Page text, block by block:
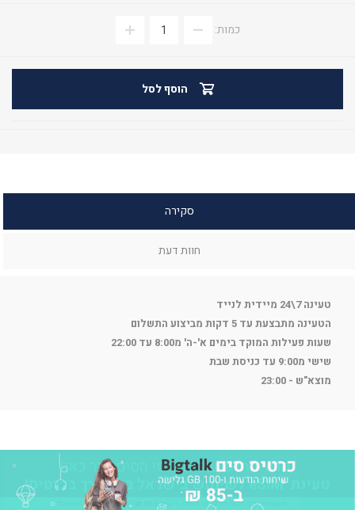
כמות:
הוסף לסל
סקירה
חוות דעת
טעינה 7\24 מיידית לנייד
הטעינה מתבצעת עד 5 דקות מביצוע התשלום
שעות פעילות המוקד בימים א'-ה' מ8:00 עד 22:00
שישי מ9:00 עד כניסת שבת
מוצא"ש - 23:00